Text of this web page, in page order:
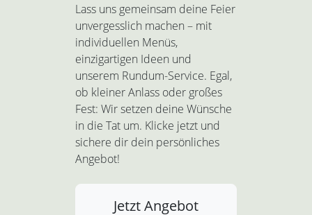
Lass uns gemeinsam deine Feier
unvergesslich machen – mit
individuellen Menüs,
einzigartigen Ideen und
unserem Rundum-Service. Egal,
ob kleiner Anlass oder großes
Fest: Wir setzen deine Wünsche
in die Tat um. Klicke jetzt und
sichere dir dein persönliches
Angebot!
Jetzt Angebot